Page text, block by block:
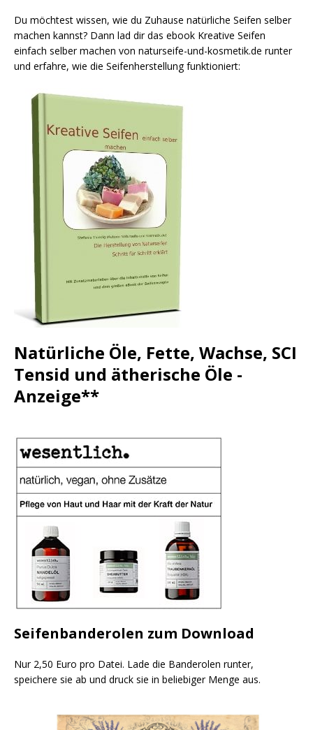
Du möchtest wissen, wie du Zuhause natürliche Seifen selber
machen kannst? Dann lad dir das ebook Kreative Seifen
einfach selber machen von naturseife-und-kosmetik.de runter
und erfahre, wie die Seifenherstellung funktioniert:
Natürliche Öle, Fette, Wachse, SCI
Tensid und ätherische Öle -
Anzeige**
Seifenbanderolen zum Download
Nur 2,50 Euro pro Datei. Lade die Banderolen runter,
speichere sie ab und druck sie in beliebiger Menge aus.